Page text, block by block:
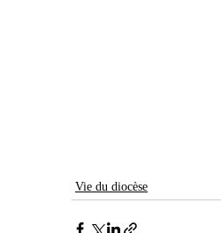
Vie du diocèse